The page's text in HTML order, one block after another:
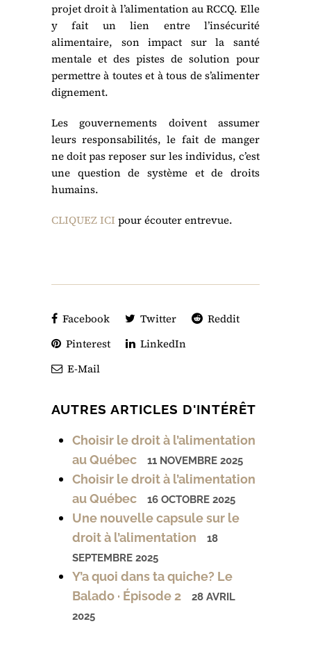
projet droit à l’alimentation au RCCQ. Elle
y fait un lien entre l’insécurité
alimentaire, son impact sur la santé
mentale et des pistes de solution pour
permettre à toutes et à tous de s’alimenter
dignement.
Les gouvernements doivent assumer
leurs responsabilités, le fait de manger
ne doit pas reposer sur les individus, c’est
une question de système et de droits
humains.
CLIQUEZ ICI pour écouter entrevue.
Facebook Twitter
Reddit
Pinterest
LinkedIn
E-Mail
AUTRES ARTICLES D'INTÉRÊT
Choisir le droit à l’alimentation
au Québec
11 NOVEMBRE 2025
Choisir le droit à l’alimentation
au Québec
16 OCTOBRE 2025
Une nouvelle capsule sur le
droit à l’alimentation
18
SEPTEMBRE 2025
Y’a quoi dans ta quiche? Le
Balado · Épisode 2
28 AVRIL
2025